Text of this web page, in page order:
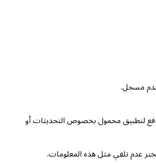
مسجل.
لتطبيق محمول بخصوص التحديثات أو
عدم تلقي مثل هذه المعلومات.